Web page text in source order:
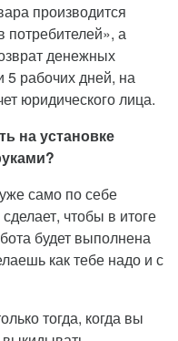
производится
потребителей», а
денежных
5 рабочих дней, на
юридического лица.
на установке
само по себе
чтобы в итоге
будет выполнена
как тебе надо и с
тогда, когда вы